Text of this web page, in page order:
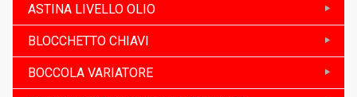
ASTINA LIVELLO OLIO
BLOCCHETTO CHIAVI
BOCCOLA VARIATORE